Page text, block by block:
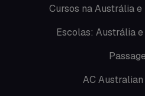
Passeios
Promoções
Cursos na Austrália
Escolas: Austrália
AC Australian